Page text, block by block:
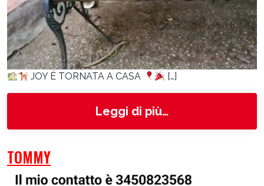
JOY È TORNATA A CASA […]
Leggi di più…from Joy
TOMMY